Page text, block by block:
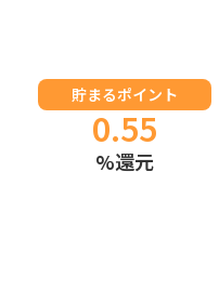
貯まるポイント
0.55
%還元